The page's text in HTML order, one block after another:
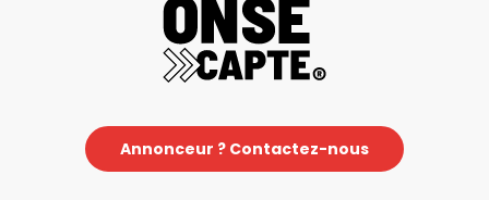
Annonceur ? Contactez-nous